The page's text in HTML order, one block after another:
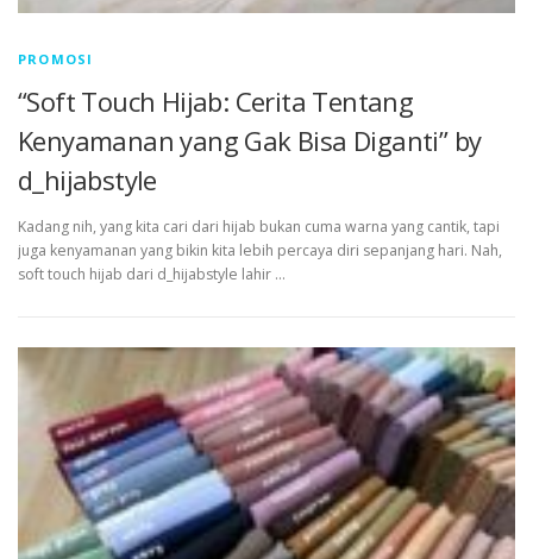
PROMOSI
“Soft Touch Hijab: Cerita Tentang
Kenyamanan yang Gak Bisa Diganti” by
d_hijabstyle
Kadang nih, yang kita cari dari hijab bukan cuma warna yang cantik, tapi
juga kenyamanan yang bikin kita lebih percaya diri sepanjang hari. Nah,
soft touch hijab dari d_hijabstyle lahir …